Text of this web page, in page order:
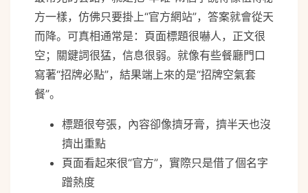
方一樣，仿佛只要掛上“官方網站”，答案就會從天
而降。可真相通常是：頁面標題很嚇人，正文很
空；關鍵詞很猛，信息很弱。就像有些餐廳門口
寫著“招牌必點”，結果端上來的是“招牌空氣套
餐”。
標題很夸張，內容卻像擠牙膏，擠半天也沒
擠出重點
頁面看起來很“官方”，實際只是借了個名字
蹭熱度